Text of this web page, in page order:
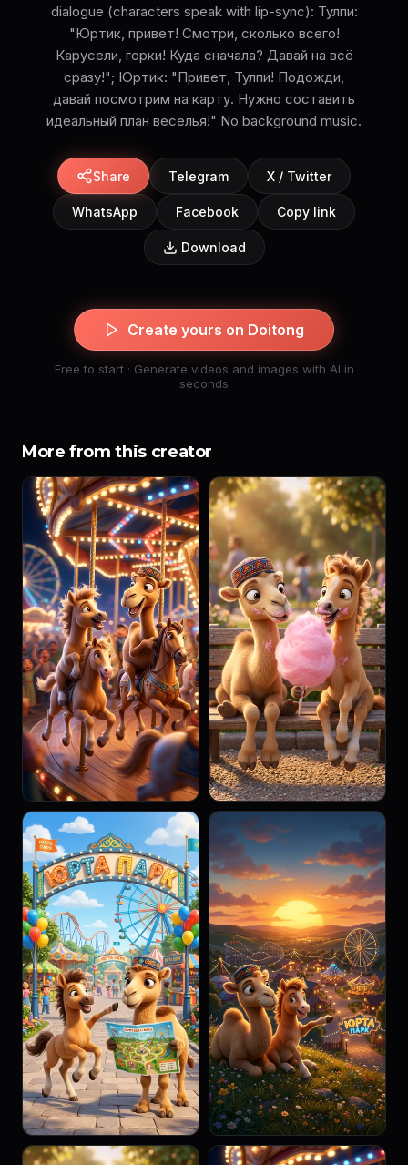
dialogue (characters speak with lip-sync): Тулпи:
"Юртик, привет! Смотри, сколько всего!
Карусели, горки! Куда сначала? Давай на всё
сразу!"; Юртик: "Привет, Тулпи! Подожди,
давай посмотрим на карту. Нужно составить
идеальный план веселья!" No background music.
Share Telegram X / Twitter
WhatsApp Facebook Copy link
Download
Create yours on Doitong
Free to start · Generate videos and images with AI in
seconds
More from this creator